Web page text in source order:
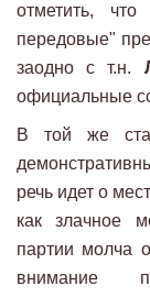
отметить,
передовые"
заодно с т.н.
официальные
В той же
речь идет о
как злачное
партии молча
внимание